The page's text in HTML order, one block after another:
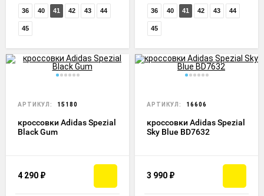
36 40 41 42 43 44
45
36 40 41 42 43 44
45
АРТИКУЛ: 15180
кроссовки Adidas Spezial
Black Gum
4 290 ₽
АРТИКУЛ: 16606
кроссовки Adidas Spezial
Sky Blue BD7632
3 990 ₽